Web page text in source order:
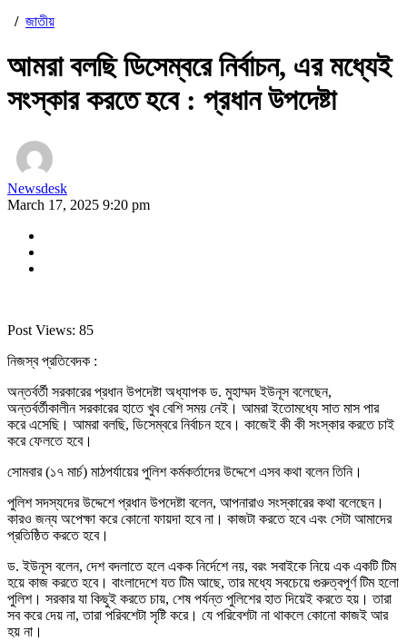
/ জাতীয়
আমরা বলছি ডিসেম্বরে নির্বাচন, এর মধ্যেই
সংস্কার করতে হবে : প্রধান উপদেষ্টা
Newsdesk
March 17, 2025 9:20 pm
Post Views: 85
নিজস্ব প্রতিবেদক :
অন্তর্বর্তী সরকারের প্রধান উপদেষ্টা অধ্যাপক ড. মুহাম্মদ ইউনূস বলেছেন,
অন্তর্বর্তীকালীন সরকারের হাতে খুব বেশি সময় নেই। আমরা ইতোমধ্যে সাত মাস পার
করে এসেছি। আমরা বলছি, ডিসেম্বরে নির্বাচন হবে। কাজেই কী কী সংস্কার করতে চাই
করে ফেলতে হবে।
সোমবার (১৭ মার্চ) মাঠপর্যায়ের পুলিশ কর্মকর্তাদের উদ্দেশে এসব কথা বলেন তিনি।
পুলিশ সদস্যদের উদ্দেশে প্রধান উপদেষ্টা বলেন, আপনারাও সংস্কারের কথা বলেছেন।
কারও জন্য অপেক্ষা করে কোনো ফায়দা হবে না। কাজটা করতে হবে এবং সেটা আমাদের
প্রতিষ্ঠিত করতে হবে।
ড. ইউনূস বলেন, দেশ বদলাতে হলে একক নির্দেশে নয়, বরং সবাইকে নিয়ে এক একটি টিম
হয়ে কাজ করতে হবে। বাংলাদেশে যত টিম আছে, তার মধ্যে সবচেয়ে গুরুত্বপূর্ণ টিম হলো
পুলিশ। সরকার যা কিছুই করতে চায়, শেষ পর্যন্ত পুলিশের হাত দিয়েই করতে হয়। তারা
সব করে দেয় না, তারা পরিবশেটা সৃষ্টি করে। যে পরিবেশটা না থাকলে কোনো কাজই আর
হয় না।